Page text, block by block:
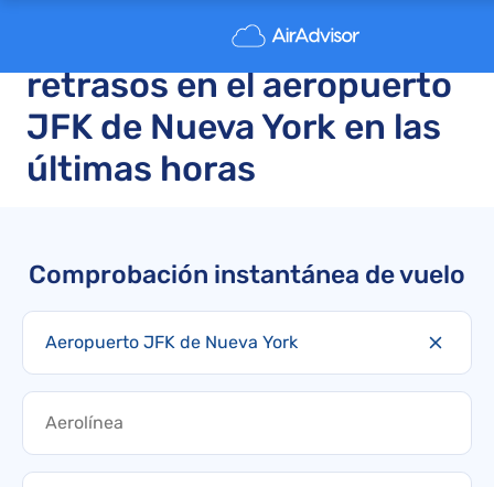
Vuelos cancelados y
retrasos en el aeropuerto
JFK de Nueva York en las
últimas horas
Comprobación instantánea de vuelo
Aeropuerto JFK de Nueva York